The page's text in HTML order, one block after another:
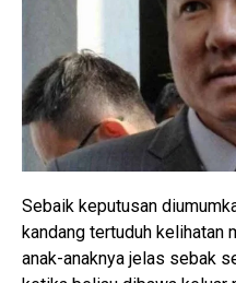
Sebaik keputusan
kandang tertuduh kelihatan
anak-anaknya jelas sebak